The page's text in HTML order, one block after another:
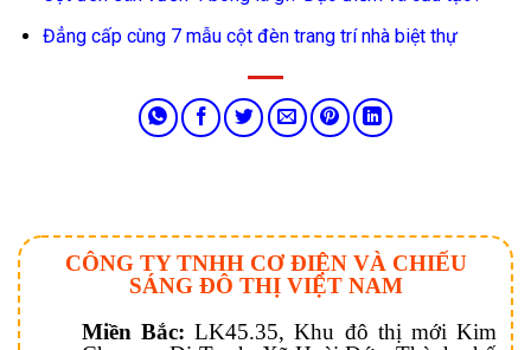
Đẳng cấp cùng 7 mẫu cột đèn trang trí nhà biệt thự
CÔNG TY TNHH CƠ ĐIỆN VÀ CHIẾU
SÁNG ĐÔ THỊ VIỆT NAM
Miền Bắc: LK45.35, Khu đô thị mới Kim